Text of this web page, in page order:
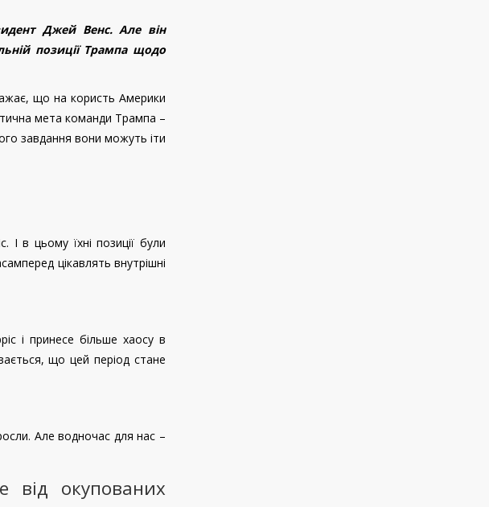
Джей Венс. Але він
позиції Трампа щодо
що на користь Америки
мета команди Трампа –
завдання вони можуть іти
в цьому їхні позиції були
цікавлять внутрішні
і принесе більше хаосу в
що цей період стане
Але водночас для нас –
від окупованих